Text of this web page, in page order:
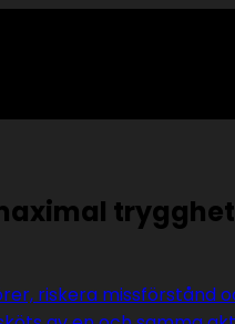
trygghet